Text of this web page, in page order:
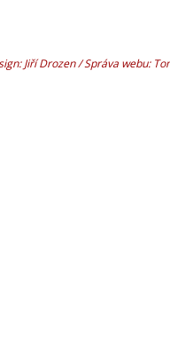
Jiří Drozen / Správa webu: